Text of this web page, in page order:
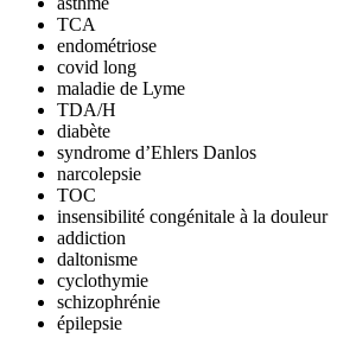
TCA
endométriose
covid long
maladie de Lyme
TDA/H
diabète
syndrome d’Ehlers Danlos
narcolepsie
TOC
insensibilité congénitale à la douleur
addiction
daltonisme
cyclothymie
schizophrénie
épilepsie